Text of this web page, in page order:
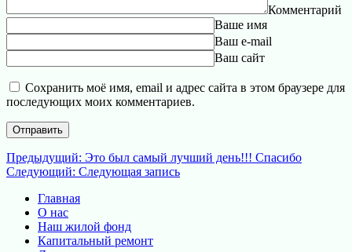
Комментарий
Ваше имя
Ваш e-mail
Ваш сайт
Сохранить моё имя, email и адрес сайта в этом браузере для
последующих моих комментариев.
Навигация
по
записям
Предыдущий: Предыдущая
запись:
Это был самый лучший день!!! Спасибо
Следующий: Следующая
Следующая запись
Главная
О нас
Наш жилой фонд
Капитальный ремонт